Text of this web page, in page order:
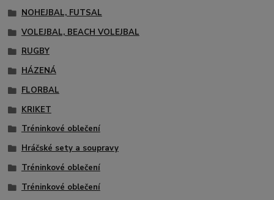
NOHEJBAL, FUTSAL
VOLEJBAL, BEACH VOLEJBAL
RUGBY
HÁZENÁ
FLORBAL
KRIKET
Tréninkové oblečení
Hráčské sety a soupravy
Tréninkové oblečení
Tréninkové oblečení